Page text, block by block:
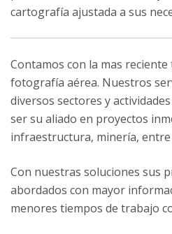
cartografía ajustada a sus
Contamos con la mas
fotografía aérea. Nuestros
diversos sectores y
ser su aliado en proyectos
infraestructura, minería,
Con nuestras soluciones sus
abordados con mayor
menores tiempos de trabajo